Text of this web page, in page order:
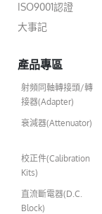
ISO9001認證
大事記
產品專區
射頻同軸轉接頭/轉
接器(Adapter)
衰減器(Attenuator)
校正件(Calibration
Kits)
直流斷電器(D.C.
Block)